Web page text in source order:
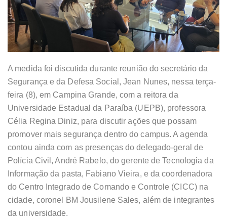
A medida foi discutida durante reunião do secretário da
Segurança e da Defesa Social, Jean Nunes, nessa terça-
feira (8), em Campina Grande, com a reitora da
Universidade Estadual da Paraíba (UEPB), professora
Célia Regina Diniz, para discutir ações que possam
promover mais segurança dentro do campus. A agenda
contou ainda com as presenças do delegado-geral de
Polícia Civil, André Rabelo, do gerente de Tecnologia da
Informação da pasta, Fabiano Vieira, e da coordenadora
do Centro Integrado de Comando e Controle (CICC) na
cidade, coronel BM Jousilene Sales, além de integrantes
da universidade.